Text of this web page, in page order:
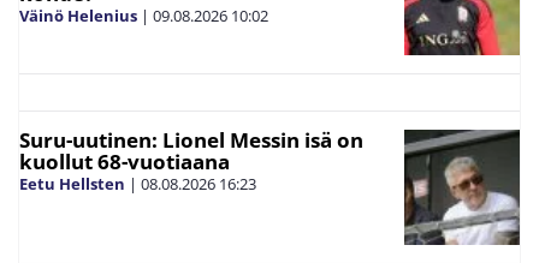
Väinö Helenius | 09.08.2026 10:02
Suru-uutinen: Lionel Messin isä on
kuollut 68-vuotiaana
Eetu Hellsten | 08.08.2026 16:23